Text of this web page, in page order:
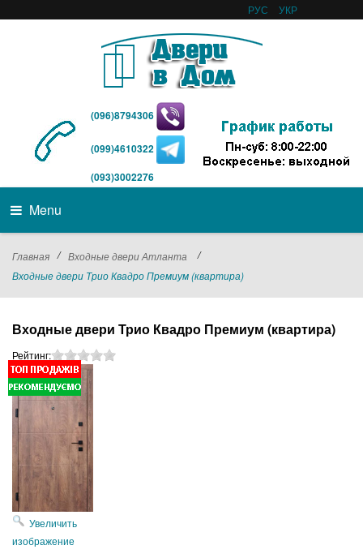
РУС УКР
(096)8794306
(099)4610322
(093)3002276
Menu
Главная / Входные двери Атланта
/
Входные двери Трио Квадро Премиум (квартира)
Входные двери Трио Квадро Премиум (квартира)
Рейтинг:
Увеличить
изображение